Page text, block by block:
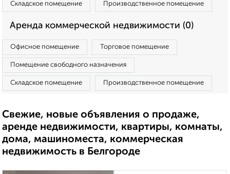
Складское помещение Производственное помещение
Аренда коммерческой недвижимости (0)
Офисное помещение Торговое помещение
Помещение свободного назначения
Складское помещение Производственное помещение
Свежие, новые объявления о продаже,
аренде недвижимости, квартиры, комнаты,
дома, машиноместа, коммерческая
недвижимость в Белгороде